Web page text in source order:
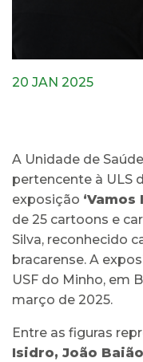
20 JAN 2025
A Unidade de
pertencente à ULS
exposição ‘Vamos
de 25 cartoons e
Silva, reconhecido
bracarense. A
USF do Minho, em
março de 2025.
Entre as figuras
Isidro, João